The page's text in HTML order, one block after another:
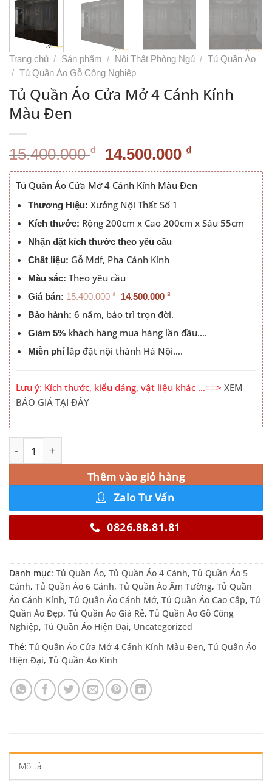
Trang chủ / Sản phẩm / Nội Thất Phòng Ngủ / Tủ Quần Áo
/ Tủ Quần Áo Gỗ Công Nghiệp
Tủ Quần Áo Cửa Mở 4 Cánh Kính
Màu Đen
15.400.000₫ Giá
gốc
là:
15.400.000 ₫.
14.500.000 ₫Giá
hiện
tại
Tủ Quần Áo Cửa Mở 4 Cánh Kính Màu Đen
Thương Hiệu: Xưởng Nội Thất Số 1
Kích thước: Rộng 200cm x Cao 200cm x Sâu 55cm
Nhận đặt kích thước theo yêu cầu
Chất liệu: Gỗ Mdf, Pha Cánh Kính
Màu sắc: Theo yêu cầu
Giá bán: 15.400.000 ₫ 14.500.000 ₫
Bảo hành: 6 năm, bảo trì trọn đời.
Giảm 5%khách hàng mua hàng lần đầu….
Miễn phílắp đặt nội thành Hà Nội….
Lưu ý: Kích thước, kiểu dáng, vật liệu khác …==> XEM
BÁO GIÁ TẠI ĐÂY
Tủ Quần Áo Cửa Mở 4 Cánh Kính Màu Đen số lượng
Thêm vào giỏ hàng
Alternative:
Zalo Tư Vấn
0826.88.81.81
Danh mục: Tủ Quần Áo, Tủ Quần Áo 4 Cánh, Tủ Quần Áo 5
Cánh, Tủ Quần Áo 6 Cánh, Tủ Quần Áo Âm Tường, Tủ Quần
Áo Cánh Kính, Tủ Quần Áo Cánh Mở, Tủ Quần Áo Cao Cấp, Tủ
Quần Áo Đẹp, Tủ Quần Áo Giá Rẻ, Tủ Quần Áo Gỗ Công
Nghiệp, Tủ Quần Áo Hiện Đại, Uncategorized
Thẻ: Tủ Quần Áo Cửa Mở 4 Cánh Kính Màu Đen, Tủ Quần Áo
Hiện Đại, Tủ Quần Áo Kính
Mô tả